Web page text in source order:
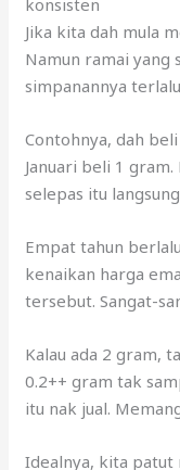
Contohnya, dah beli
Januari beli 1
selepas itu
Empat tahun
kenaikan harga
tersebut. Sangat-
Kalau ada 2 gram,
0.2++ gram tak
itu nak jual.
Idealnya, kita
daripada bajet
dicadangkan oleh
Wealth Management.